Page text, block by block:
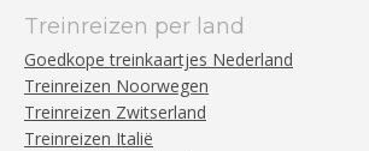
Treinreizen per land
Goedkope treinkaartjes Nederland
Treinreizen Noorwegen
Treinreizen Zwitserland
Treinreizen Italië